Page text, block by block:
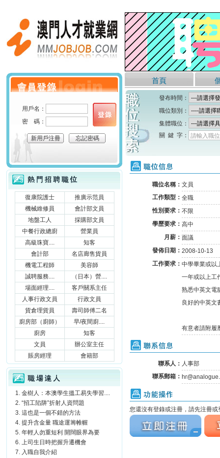
首頁
發布時間：
職位類別：
集體職位：
關 鍵 字：
請輸入職
職位信息
職位名稱： 文員
工作類型： 全職
性別要求： 不限
學歷要求： 高中
月薪： 面議
發佈日期： 2008-10-13
工作要求： 中學畢業或以
一年或以上工
熟悉中英文電
良好的中英文
有意者請附履
聯系信息
聯系人： 人事部
聯系郵箱：
功能操作
您還沒有登錄或注冊，請先注冊
立刻注冊
立刻
個人會員登錄
用戶名：
密 碼：
新用戶注冊 忘記密碼
熱門招聘職位
復康院護士
推廣示范員
機械維修員
會計部文員
地盤工人
採購部文員
中餐行政總廚
營業員
高級珠寶....
知客
會計部
名店廊售貨員
機電工程師
美容師
誠聘服務....
（日本）營....
場面經理....
客戶關系主任
人事行政文員
行政文員
貨倉理貨員
壽司師傅二名
廚房部（廚師）
早/夜間廚....
廚房
知客
文員
辦公室主任
賬房經理
會籍部
職場達人
金樹人：本澳學生搵工易失學習....
“招工陷阱”折射人資問題
這也是一個不錯的方法
提升含金量 職途運籌帷幄
年輕人勿重短利 開闊眼界為要
上司生日時把握升遷機會
入職自我介紹